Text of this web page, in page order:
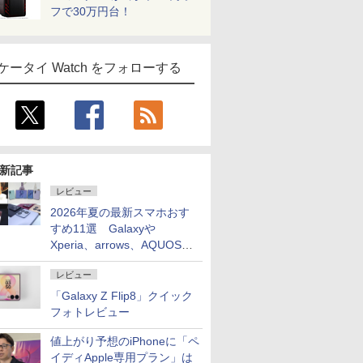
フで30万円台！
ータイ Watch をフォローする
記事
レビュー
2026年夏の最新スマホおす
すめ11選 Galaxyや
Xperia、arrows、AQUOSな
ど注目機種の特徴は
レビュー
「Galaxy Z Flip8」クイック
フォトレビュー
値上がり予想のiPhoneに「ペ
イディApple専用プラン」は